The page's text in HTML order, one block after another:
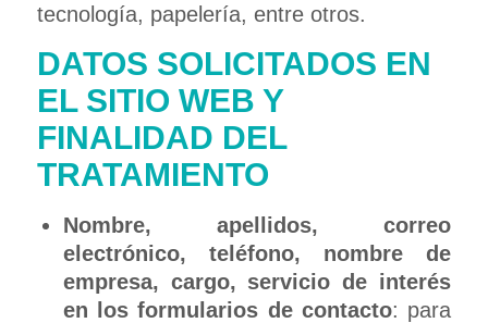
tecnología, papelería, entre otros.
DATOS SOLICITADOS EN
EL SITIO WEB Y
FINALIDAD DEL
TRATAMIENTO
Nombre, apellidos, correo
electrónico, teléfono, nombre de
empresa, cargo, servicio de interés
en los formularios de contacto: para